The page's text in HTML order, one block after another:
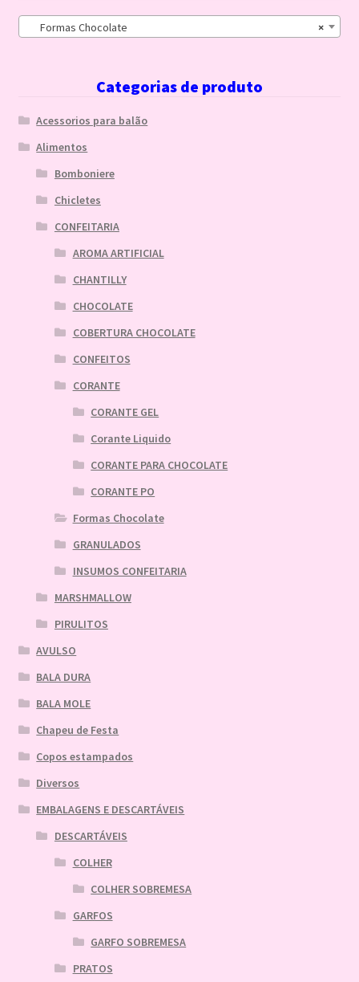
×
Formas Chocolate
Categorias de produto
Acessorios para balão
Alimentos
Bomboniere
Chicletes
CONFEITARIA
AROMA ARTIFICIAL
CHANTILLY
CHOCOLATE
COBERTURA CHOCOLATE
CONFEITOS
CORANTE
CORANTE GEL
Corante Liquido
CORANTE PARA CHOCOLATE
CORANTE PO
Formas Chocolate
GRANULADOS
INSUMOS CONFEITARIA
MARSHMALLOW
PIRULITOS
AVULSO
BALA DURA
BALA MOLE
Chapeu de Festa
Copos estampados
Diversos
EMBALAGENS E DESCARTÁVEIS
DESCARTÁVEIS
COLHER
COLHER SOBREMESA
GARFOS
GARFO SOBREMESA
PRATOS